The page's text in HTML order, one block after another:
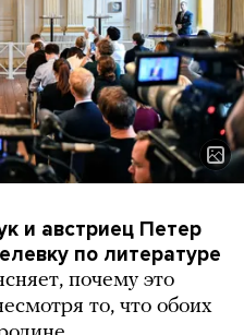
и австриец Петер
по литературе
почему это
то, что обоих